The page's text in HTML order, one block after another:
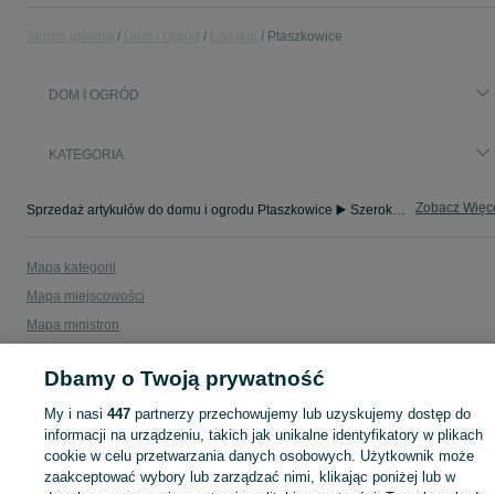
Ptaszkowice
DOM I OGRÓD
KATEGORIA
Sprzedaż artykułów do domu i ogrodu Ptaszkowice ▶️ Szeroki wybór modeli i materiałów ✅ Nowe i używane w atrakcyjnych cenach ☝ Sprawdź oferty na OLX.pl! Zobacz
Mapa kategorii
Mapa miejscowości
Mapa ministron
Dbamy o Twoją prywatność
My i nasi447 partnerzy przechowujemy lub uzyskujemy dostęp do
informacji na urządzeniu, takich jak unikalne identyfikatory w plikach
cookie w celu przetwarzania danych osobowych. Użytkownik może
zaakceptować wybory lub zarządzać nimi, klikając poniżej lub w